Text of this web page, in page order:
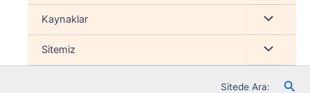
düğmesi
Kaynaklar Menu
düğmesi
Sitemiz Menu
düğmesi
Sitede Ara: